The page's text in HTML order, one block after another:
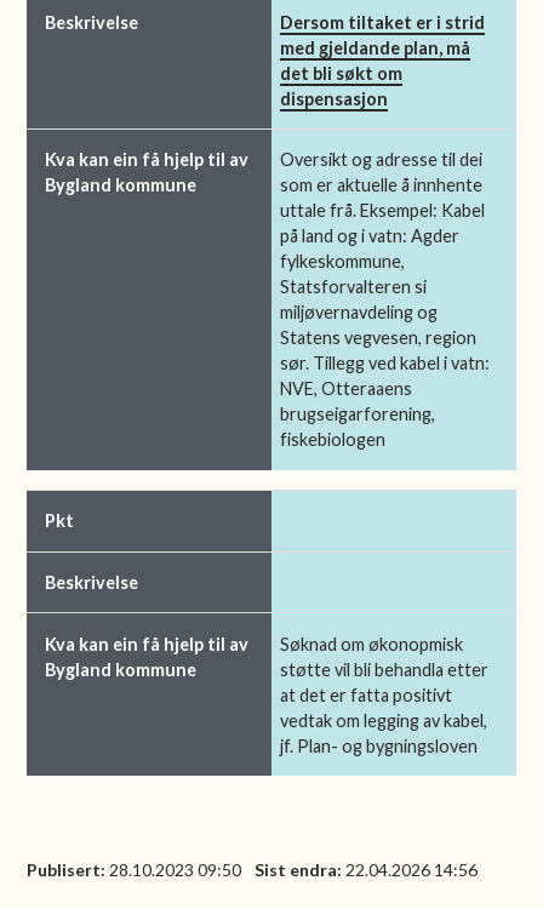
Dersom tiltaket er i strid
med gjeldande plan, må
det bli søkt om
dispensasjon
Oversikt og adresse til dei
som er aktuelle å innhente
uttale frå. Eksempel: Kabel
på land og i vatn: Agder
fylkeskommune,
Statsforvalteren si
miljøvernavdeling og
Statens vegvesen, region
sør. Tillegg ved kabel i vatn:
NVE, Otteraaens
brugseigarforening,
fiskebiologen
Søknad om økonopmisk
støtte vil bli behandla etter
at det er fatta positivt
vedtak om legging av kabel,
jf. Plan- og bygningsloven
Publisert 28.10.2023 09:50 Sist endra 22.04.2026 14:56